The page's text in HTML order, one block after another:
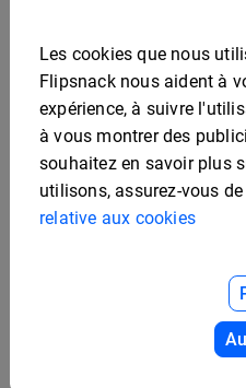
d'entreprise simple
Les cookies que nous
Flipsnack nous aident à
expérience, à suivre
à vous montrer des
souhaitez en savoir plus
utilisons, assurez-vous
relative aux cookies